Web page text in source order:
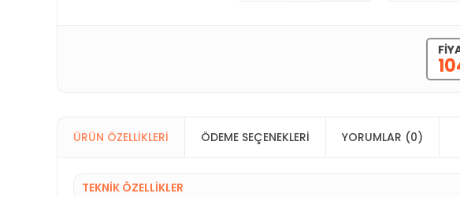
ÜRÜN ÖZELLIKLERI ÖDEME SEÇENEKLERI YORUMLAR (0)
TEKNİK ÖZELLİKLER